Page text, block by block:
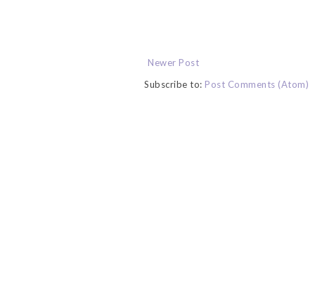
Newer Post
Subscribe to: Post Comments (Atom)